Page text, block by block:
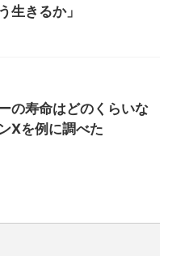
生きるか」
の寿命はどのくらいな
Xを例に調べた